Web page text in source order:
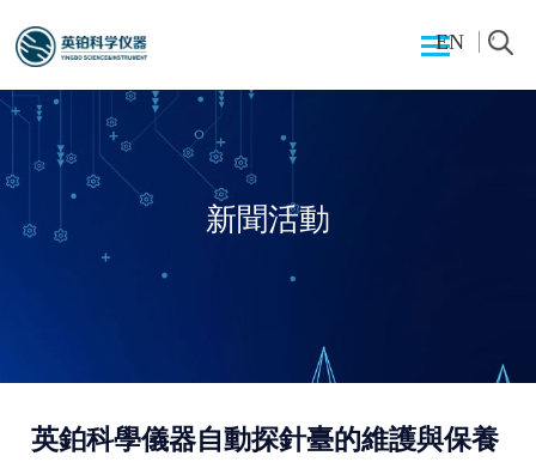
EN
新聞活動
英鉑科學儀器自動探針臺的維護與保養